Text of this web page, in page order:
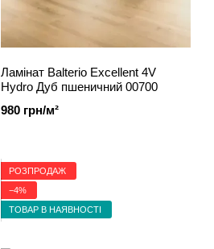
Ламінат Balterio Excellent 4V
Hydro Дуб пшеничний 00700
980 грн/м²
РОЗПРОДАЖ
−4%
ТОВАР В НАЯВНОСТІ